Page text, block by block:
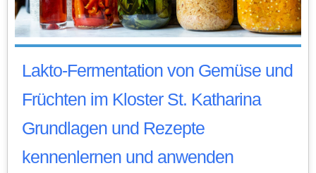
Lakto-Fermentation von Gemüse und
Früchten im Kloster St. Katharina
Grundlagen und Rezepte
kennenlernen und anwenden